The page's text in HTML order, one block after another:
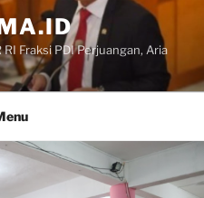
Fraksi PDI Perjuangan, Aria